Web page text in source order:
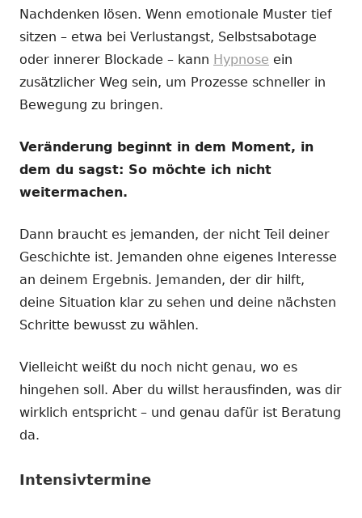
Nachdenken lösen. Wenn emotionale Muster tief
sitzen – etwa bei Verlustangst, Selbstsabotage
oder innerer Blockade – kann Hypnose ein
zusätzlicher Weg sein, um Prozesse schneller in
Bewegung zu bringen.
Veränderung beginnt in dem Moment, in
dem du sagst: So möchte ich nicht
weitermachen.
Dann braucht es jemanden, der nicht Teil deiner
Geschichte ist. Jemanden ohne eigenes Interesse
an deinem Ergebnis. Jemanden, der dir hilft,
deine Situation klar zu sehen und deine nächsten
Schritte bewusst zu wählen.
Vielleicht weißt du noch nicht genau, wo es
hingehen soll. Aber du willst herausfinden, was dir
wirklich entspricht – und genau dafür ist Beratung
da.
Intensivtermine